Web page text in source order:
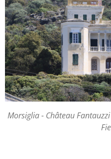
Morsiglia - Château